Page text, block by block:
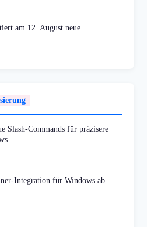
am 12. August neue
Slash-Commands für präzisere
Integration für Windows ab